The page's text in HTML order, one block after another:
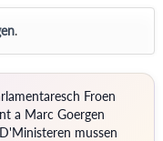
.
Froen
a Marc Goergen
mussen